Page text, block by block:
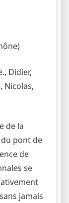
Didier,
Nicolas,
de la
du pont de
de
se
jamais